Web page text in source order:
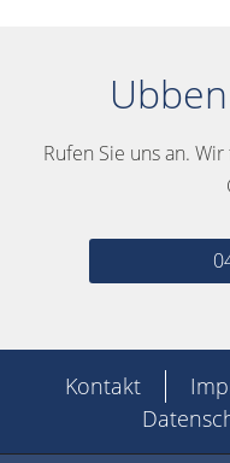
Rufen Sie uns an.
Kontakt